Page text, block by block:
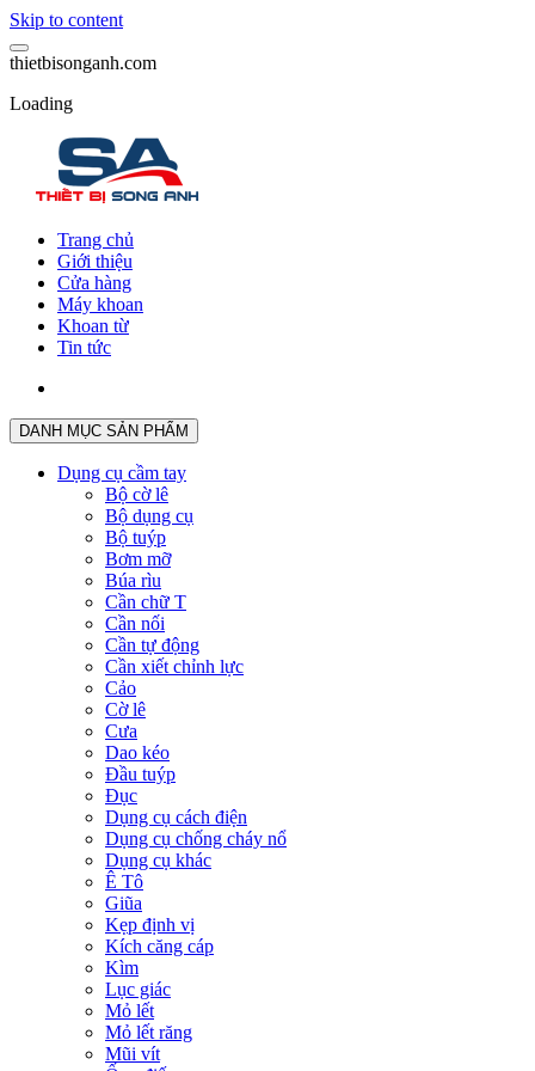
Skip to content
thietbisonganh.com
Loading
Trang chủ
Giới thiệu
Cửa hàng
Máy khoan
Khoan từ
Tin tức
DANH MỤC SẢN PHẨM
Dụng cụ cầm tay
Bộ cờ lê
Bộ dụng cụ
Bộ tuýp
Bơm mỡ
Búa rìu
Cần chữ T
Cần nối
Cần tự động
Cần xiết chỉnh lực
Cảo
Cờ lê
Cưa
Dao kéo
Đầu tuýp
Đục
Dụng cụ cách điện
Dụng cụ chống cháy nổ
Dụng cụ khác
Ê Tô
Giũa
Kẹp định vị
Kích căng cáp
Kìm
Lục giác
Mỏ lết
Mỏ lết răng
Mũi vít